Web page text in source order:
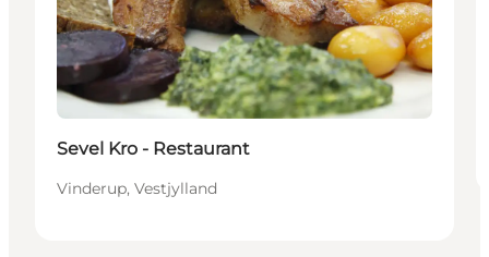
Sevel Kro - Restaurant
Vinderup, Vestjylland